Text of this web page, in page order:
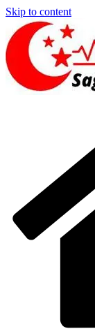
Skip to content